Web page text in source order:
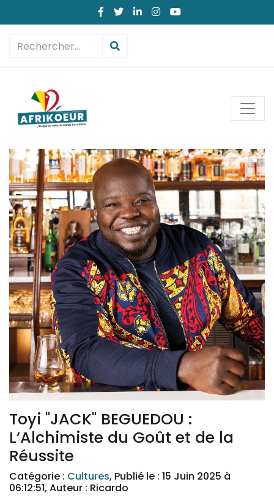
Toyi "JACK" BEGUEDOU :
L’Alchimiste du Goût et de la
Réussite
Catégorie : Cultures, Publié le : 15 Juin 2025 à
06:12:51, Auteur : Ricardo